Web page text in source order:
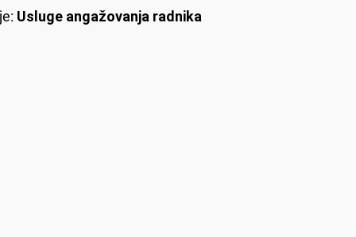
Usluge angažovanja radnika